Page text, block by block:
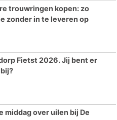
trouwringen kopen: zo
zonder in te leveren op
Fietst 2026. Jij bent er
middag over uilen bij De